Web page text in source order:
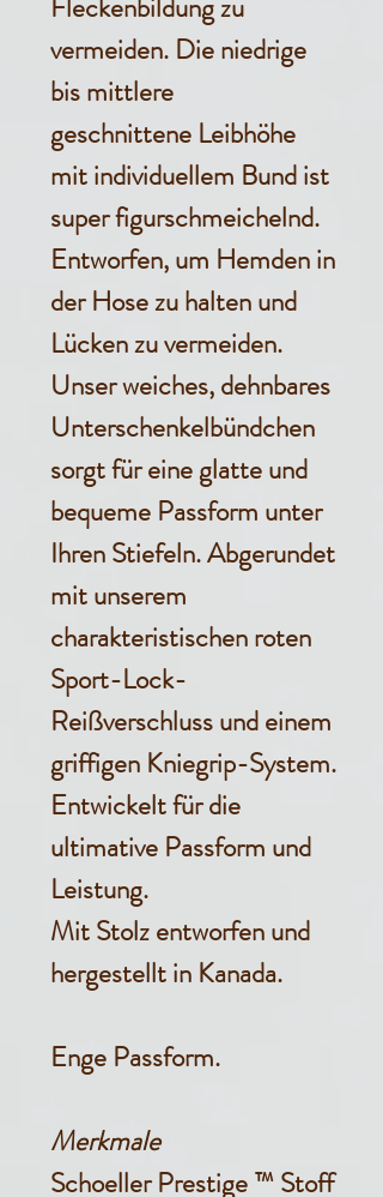
Fleckenbildung zu
vermeiden. Die niedrige
bis mittlere
geschnittene Leibhöhe
mit individuellem Bund ist
super figurschmeichelnd.
Entworfen, um Hemden in
der Hose zu halten und
Lücken zu vermeiden.
Unser weiches, dehnbares
Unterschenkelbündchen
sorgt für eine glatte und
bequeme Passform unter
Ihren Stiefeln. Abgerundet
mit unserem
charakteristischen roten
Sport-Lock-
Reißverschluss und einem
griffigen Kniegrip-System.
Entwickelt für die
ultimative Passform und
Leistung.
Mit Stolz entworfen und
hergestellt in Kanada.
Enge Passform.
Merkmale
Schoeller Prestige ™ Stoff